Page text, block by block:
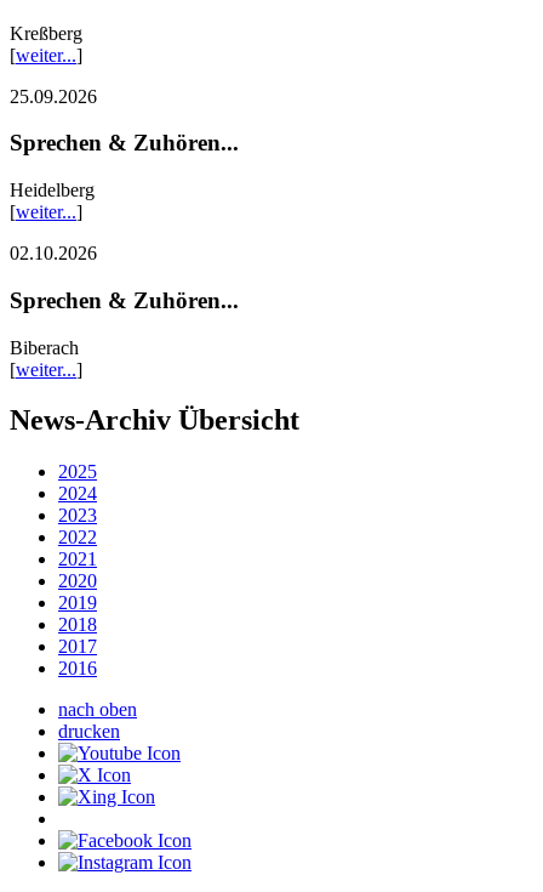
Kreßberg
[weiter...]
25.09.2026
Sprechen & Zuhören...
Heidelberg
[weiter...]
02.10.2026
Sprechen & Zuhören...
Biberach
[weiter...]
News-Archiv Übersicht
2025
2024
2023
2022
2021
2020
2019
2018
2017
2016
nach oben
drucken